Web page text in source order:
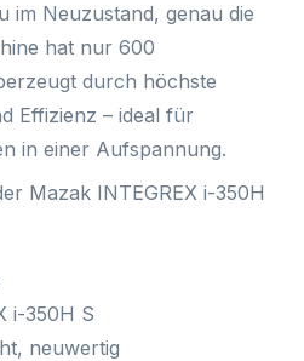
im Neuzustand, genau die
hat nur 600
durch höchste
Effizienz – ideal für
in einer Aufspannung.
Mazak INTEGREX i-350H
i-350H S
neuwertig